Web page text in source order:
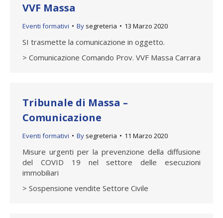
VVF Massa
Eventi formativi By segreteria 13 Marzo 2020
SI trasmette la comunicazione in oggetto.
> Comunicazione Comando Prov. VVF Massa Carrara
Tribunale di Massa –
Comunicazione
Eventi formativi By segreteria 11 Marzo 2020
Misure urgenti per la prevenzione della diffusione
del COVID 19 nel settore delle esecuzioni
immobiliari
> Sospensione vendite Settore Civile